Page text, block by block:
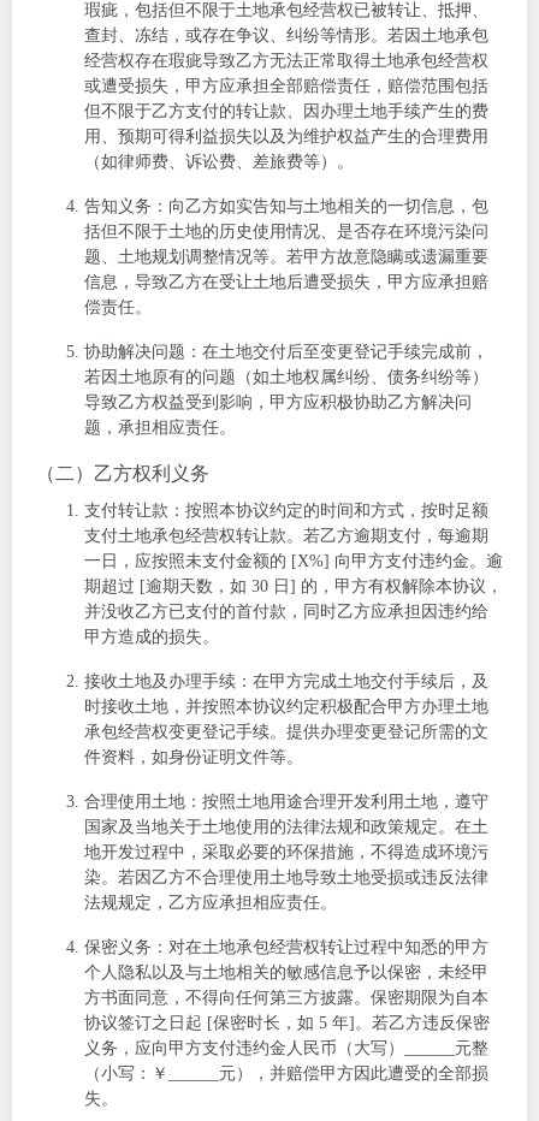
瑕疵，包括但不限于土地承包经营权已被转让、抵押、
查封、冻结，或存在争议、纠纷等情形。若因土地承包
经营权存在瑕疵导致乙方无法正常取得土地承包经营权
或遭受损失，甲方应承担全部赔偿责任，赔偿范围包括
但不限于乙方支付的转让款、因办理土地手续产生的费
用、预期可得利益损失以及为维护权益产生的合理费用
（如律师费、诉讼费、差旅费等）。
告知义务 ：向乙方如实告知与土地相关的一切信息，包
括但不限于土地的历史使用情况、是否存在环境污染问
题、土地规划调整情况等。若甲方故意隐瞒或遗漏重要
信息，导致乙方在受让土地后遭受损失，甲方应承担赔
偿责任。
协助解决问题 ：在土地交付后至变更登记手续完成前，
若因土地原有的问题（如土地权属纠纷、债务纠纷等）
导致乙方权益受到影响，甲方应积极协助乙方解决问
题，承担相应责任。
（二）乙方权利义务
支付转让款 ：按照本协议约定的时间和方式，按时足额
支付土地承包经营权转让款。若乙方逾期支付，每逾期
一日，应按照未支付金额的 [X%] 向甲方支付违约金。逾
期超过 [逾期天数，如 30 日] 的，甲方有权解除本协议，
并没收乙方已支付的首付款，同时乙方应承担因违约给
甲方造成的损失。
接收土地及办理手续 ：在甲方完成土地交付手续后，及
时接收土地，并按照本协议约定积极配合甲方办理土地
承包经营权变更登记手续。提供办理变更登记所需的文
件资料，如身份证明文件等。
合理使用土地 ：按照土地用途合理开发利用土地，遵守
国家及当地关于土地使用的法律法规和政策规定。在土
地开发过程中，采取必要的环保措施，不得造成环境污
染。若因乙方不合理使用土地导致土地受损或违反法律
法规规定，乙方应承担相应责任。
保密义务 ：对在土地承包经营权转让过程中知悉的甲方
个人隐私以及与土地相关的敏感信息予以保密，未经甲
方书面同意，不得向任何第三方披露。保密期限为自本
协议签订之日起 [保密时长，如 5 年]。若乙方违反保密
义务，应向甲方支付违约金人民币（大写）______元整
（小写：￥______元），并赔偿甲方因此遭受的全部损
失。